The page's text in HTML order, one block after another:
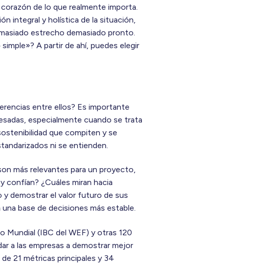
de lo que realmente importa.
integral y holística de la situación,
estrecho demasiado pronto.
A partir de ahí, puedes elegir
entre ellos? Es importante
especialmente cuando se trata
que compiten y se
ni se entienden.
más relevantes para un proyecto,
confían? ¿Cuáles miran hacia
y demostrar el valor futuro de sus
base de decisiones más estable.
Mundial (IBC del WEF) y otras 120
a las empresas a demostrar mejor
21 métricas principales y 34